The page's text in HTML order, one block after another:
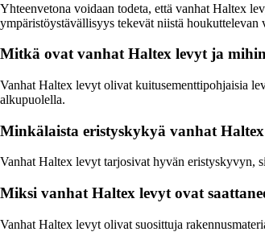
Yhteenvetona voidaan todeta, että vanhat Haltex
ympäristöystävällisyys tekevät niistä
Mitkä ovat vanhat Haltex levyt ja
Vanhat Haltex levyt olivat kuitusementtipohjaisia
alkupuolella.
Minkälaista eristyskykyä vanhat
Vanhat Haltex levyt tarjosivat hyvän eristyskyvyn,
Miksi vanhat Haltex levyt ovat
Vanhat Haltex levyt olivat suosittuja